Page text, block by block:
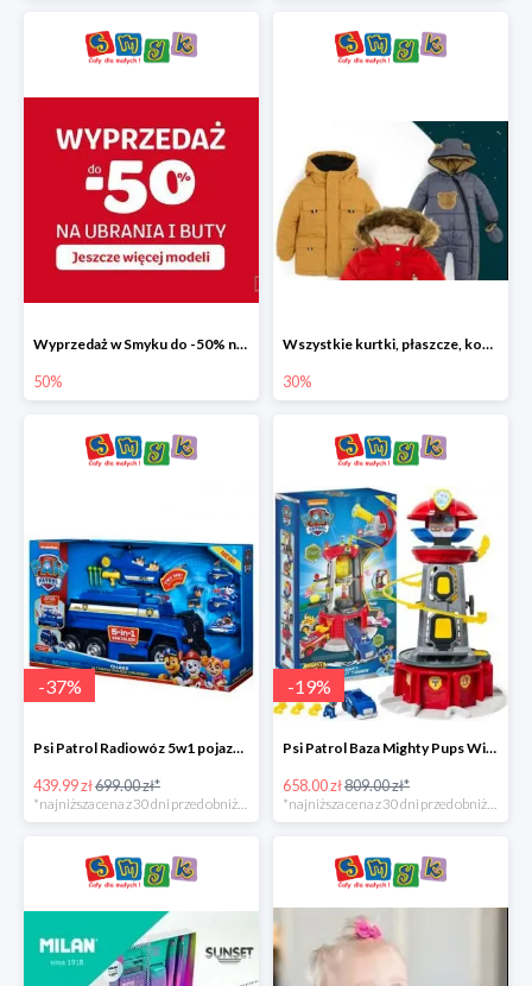
Wyprzedaż w Smyku do -50% na ubrania i buty
50%
Wszystkie kurtki, płaszcze, kombinezony i spodnie narciarskie -30%
30%
-37%
Psi Patrol Radiowóz 5w1 pojazd ratunkowy z figurką Chase'a -37%
439.99 zł699.00 zł*
-19%
Psi Patrol Baza Mighty Pups Wieża obserwacyjna+pojazd z figurką -19%
658.00 zł809.00 zł*